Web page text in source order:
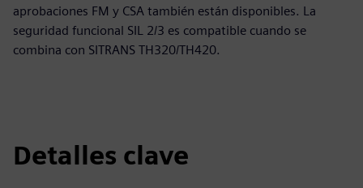
aprobaciones FM y CSA también están disponibles. La
seguridad funcional SIL 2/3 es compatible cuando se
combina con SITRANS TH320/TH420.
Detalles clave